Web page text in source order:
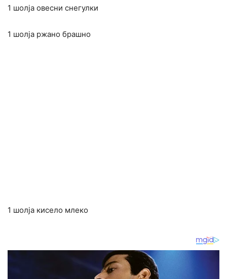
1 шолја овесни снегулки
1 шолја ржано брашно
1 шолја кисело млеко